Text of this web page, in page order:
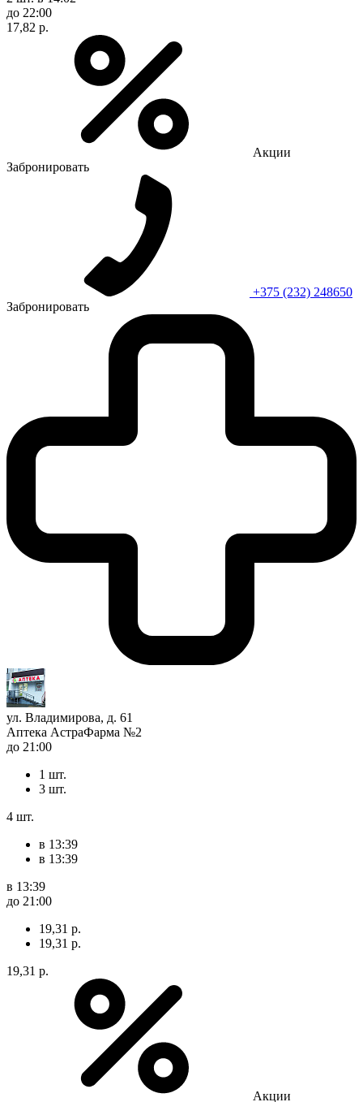
до 22:00
17,82 р.
Акции
Забронировать
+375 (232) 248650
Забронировать
ул. Владимирова, д. 61
Аптека АстраФарма №2
до 21:00
1 шт.
3 шт.
4 шт.
в 13:39
в 13:39
в 13:39
до 21:00
19,31 р.
19,31 р.
19,31 р.
Акции